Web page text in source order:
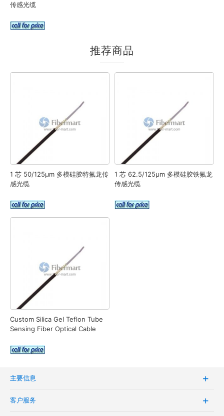
传感光缆
推荐商品
1 芯 50/125μm 多模硅胶特氟龙传
感光缆
1 芯 62.5/125μm 多模硅胶铁氟龙
传感光缆
Custom Silica Gel Teflon Tube
Sensing Fiber Optical Cable
主要信息
客户服务